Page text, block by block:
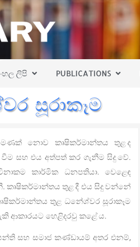
ලිපි PUBLICATIONS
සූරාකෑම
නොව කෘෂිකර්මාන්තය තුළ ද
සහ එය අත්පත් කර ගැනීම සිදු වේ.
කාර්මික ධනපතියා. වෙළෙඳ
කෘෂිකර්මාන්තය තුළ දී එය සිදු වන්නේ
තුළ ධනේශ්වර සූරාකෑම
ආකාරයට හෙළිදරවු කළේ ය.
සහ සමාජ කණ්ඩායම් අතර එනම්,